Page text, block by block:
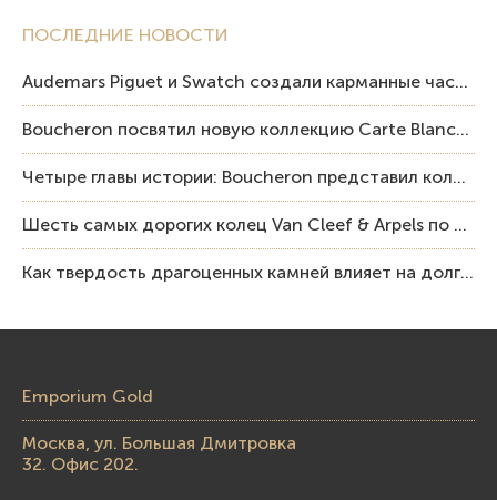
ПОСЛЕДНИЕ НОВОСТИ
Audemars Piguet и Swatch создали карманные часы в эстетике Royal Oak и Pop Art
Boucheron посвятил новую коллекцию Carte Blanche Human Being человеку и силе мастерства
Четыре главы истории: Boucheron представил коллекцию «Nom: Boucheron, Prénom: Frédéric»
Шесть самых дорогих колец Van Cleef & Arpels по итогам аукционов Sotheby’s
Как твердость драгоценных камней влияет на долговечность ювелирных изделий
Emporium Gold
Москва, ул. Большая Дмитровка
32. Офис 202.